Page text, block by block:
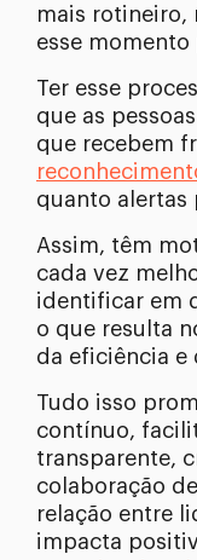
mais rotineiro,
esse
Ter esse
que as
que recebem
quanto alertas
Assim, têm
cada vez
identificar em
o que resulta
da eficiência e
Tudo isso
contínuo,
transparente,
colaboração
relação entre
impacta